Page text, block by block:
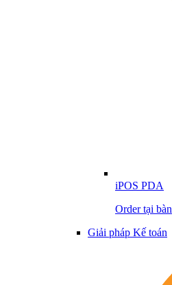
iPOS PDA
Order tại bàn
Giải pháp Kế toán